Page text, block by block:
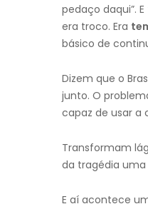
pedaço daqui”.
era troco. Era
básico de
Dizem que o
junto. O
capaz de usar
Transformam
da tragédia
E aí acontece